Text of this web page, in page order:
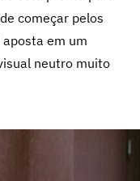
começar pelos
em um
neutro muito